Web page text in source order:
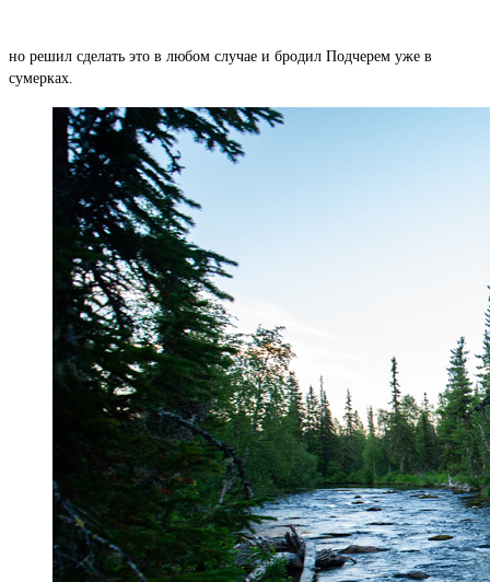
но решил сделать это в любом случае и бродил Подчерем уже в
сумерках.